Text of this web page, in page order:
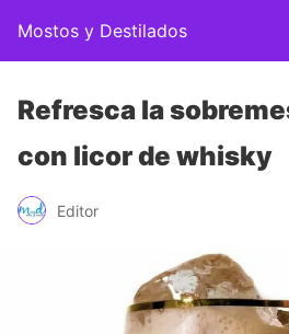
Mostos y Destilados
Refresca la
con licor de whisky
Editor